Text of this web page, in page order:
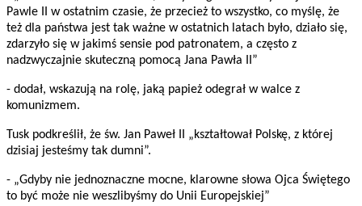
Pawle II w ostatnim czasie, że przecież to wszystko, co myślę, że
też dla państwa jest tak ważne w ostatnich latach było, działo się,
zdarzyło się w jakimś sensie pod patronatem, a często z
nadzwyczajnie skuteczną pomocą Jana Pawła II”
- dodał, wskazują na rolę, jaką papież odegrał w walce z
komunizmem.
Tusk podkreślił, że św. Jan Paweł II „kształtował Polskę, z której
dzisiaj jesteśmy tak dumni”.
- „Gdyby nie jednoznaczne mocne, klarowne słowa Ojca Świętego
to być może nie weszlibyśmy do Unii Europejskiej”